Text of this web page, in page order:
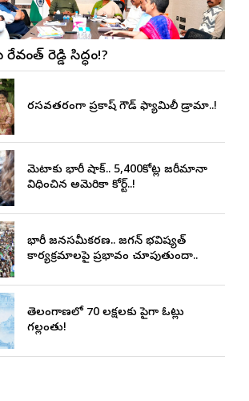
రెడ్డి సిద్ధం!?
రసవత్తరంగా ప్రకాష్ గౌడ్ ఫ్యామిలీ డ్రామా..!
మెటాకు భారీ షాక్.. 5,400కోట్ల జరీమానా
విధించిన అమెరికా కోర్ట్..!
భారీ జనసమీకరణ.. జగన్ భవిష్యత్
కార్యక్రమాలపై ప్రభావం చూపుతుందా..
తెలంగాణలో 70 లక్షలకు పైగా ఓట్లు
గల్లంతు!